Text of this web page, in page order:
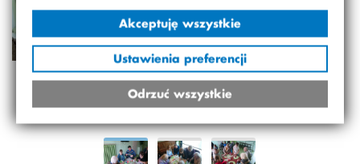
Akceptuję wszystkie
Ustawienia preferencji
Odrzuć wszystkie